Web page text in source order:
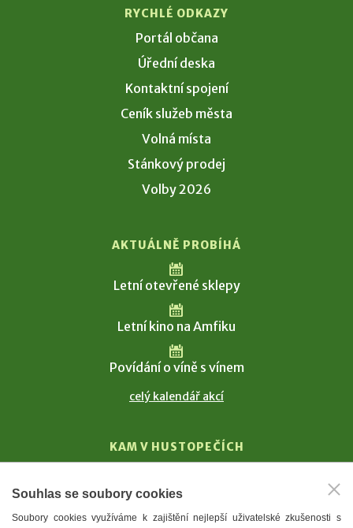
RYCHLÉ ODKAZY
Portál občana
Úřední deska
Kontaktní spojení
Ceník služeb města
Volná místa
Stánkový prodej
Volby 2026
AKTUÁLNĚ PROBÍHÁ
Letní otevřené sklepy
Letní kino na Amfiku
Povídání o víně s vínem
celý kalendář akcí
KAM V HUSTOPEČÍCH
T. G. Masaryk
Mandloně
Souhlas se soubory cookies
Soubory cookies využíváme k zajištění nejlepší uživatelské zkušenosti s